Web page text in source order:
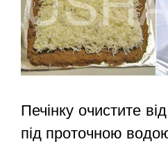
Печінку очистите
під проточною